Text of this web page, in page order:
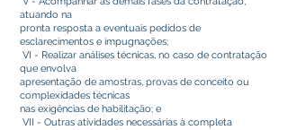
atuando na
pronta resposta a eventuais pedidos de
esclarecimentos e impugnações;
VI - Realizar análises técnicas, no caso de contratação
que envolva
apresentação de amostras, provas de conceito ou
complexidades técnicas
nas exigências de habilitação; e
VII - Outras atividades necessárias à completa